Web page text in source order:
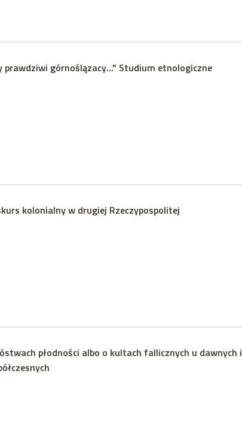
prawdziwi górnoślązacy..." Studium etnologiczne
kolonialny w drugiej Rzeczypospolitej
płodności albo o kultach fallicznych u dawnych i